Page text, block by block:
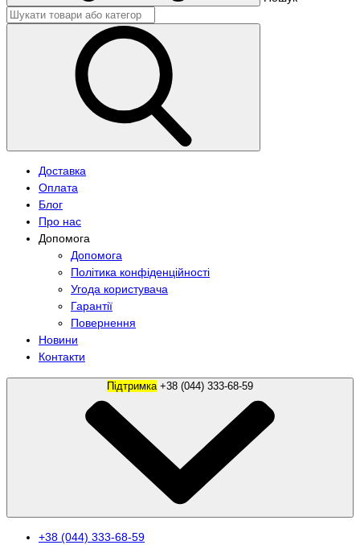
Доставка
Оплата
Блог
Про нас
Допомога
Допомога
Політика конфіденційності
Угода користувача
Гарантії
Повернення
Новини
Контакти
Підтримка
+38 (044) 333-68-59